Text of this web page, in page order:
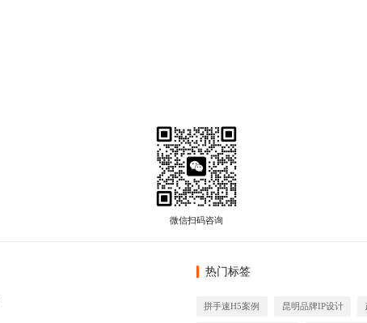
热门标签
拼手速H5案例 昆明品牌IP设计